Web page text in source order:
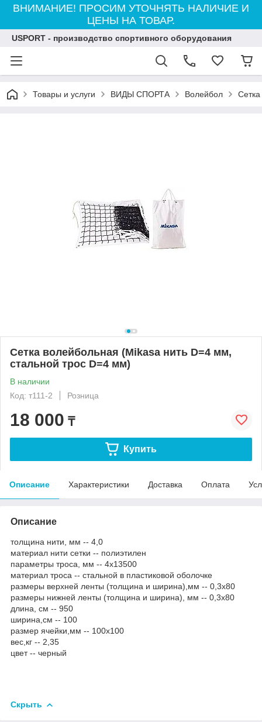
ВНИМАНИЕ! ПРОСИМ УТОЧНЯТЬ НАЛИЧИЕ И
ЦЕНЫ НА ТОВАР.
USPORT - производство спортивного оборудования
Товары и услуги ВИДЫ СПОРТА Волейбол
Сетка волейбольная (Mikasa нить D=4 мм,
стальной трос D=4 мм)
В наличии
Код: т111-2
Розница
18 000 ₸
Купить
Описание Характеристики Доставка Оплата
Описание
толщина нити, мм -- 4,0
материал нити сетки -- полиэтилен
параметры троса, мм -- 4х13500
материал троса -- стальной в пластиковой оболочке
размеры верхней ленты (толщина и ширина),мм -- 0,3х80
размеры нижней ленты (толщина и ширина), мм -- 0,3х80
длина, см -- 950
ширина,см -- 100
размер ячейки,мм -- 100х100
вес,кг -- 2,35
цвет -- черный
Скрыть